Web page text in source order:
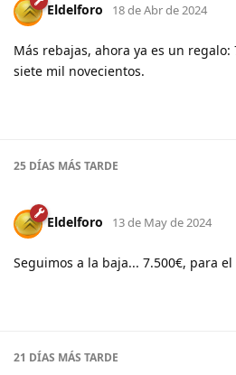
Eldelforo 18 de Abr de 2024
Más rebajas, ahora ya es un regalo:
siete mil novecientos.
25 DÍAS MÁS TARDE
Eldelforo 13 de May de 2024
Seguimos a la baja... 7.500€, para
21 DÍAS MÁS TARDE